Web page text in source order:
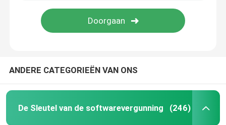
ANDERE CATEGORIEËN VAN ONS
De Sleutel van de softwarevergunning (246)